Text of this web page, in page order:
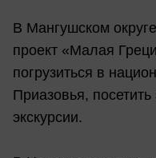
В Мангушском
проект «Малая
погрузиться в
Приазовья,
экскурсии.